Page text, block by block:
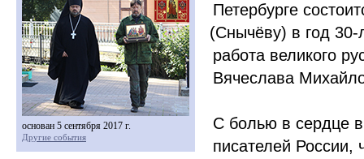
Петербурге
(Снычёву) в год 30-
работа великого
Вячеслава
С болью в сердце
писателей России,
основан 5 сентября 2017 г.
Другие события